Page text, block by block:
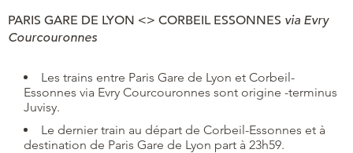
PARIS GARE DE LYON <> CORBEIL ESSONNES via Evry
Courcouronnes
Les trains entre Paris Gare de Lyon et Corbeil-
Essonnes via Evry Courcouronnes sont origine -terminus
Juvisy.
Le dernier train au départ de Corbeil-Essonnes et à
destination de Paris Gare de Lyon part à 23h59.